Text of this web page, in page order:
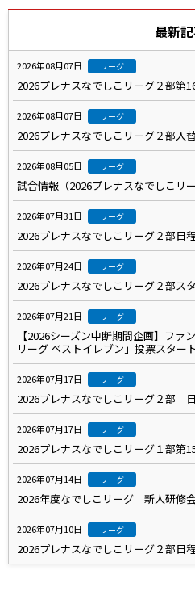
最新
2026年08月07日 リーグ
2026プレナスなでしこリーグ２部第
2026年08月07日 リーグ
2026プレナスなでしこリーグ２部入
2026年08月05日 リーグ
試合情報（2026プレナスなでしこリ
2026年07月31日 リーグ
2026プレナスなでしこリーグ２部日
2026年07月24日 リーグ
2026プレナスなでしこリーグ２部ス
2026年07月21日 リーグ
【2026シーズン中断期間企画】ファ
リーグ ベストイレブン」投票スター
2026年07月17日 リーグ
2026プレナスなでしこリーグ２部
2026年07月17日 リーグ
2026プレナスなでしこリーグ１部
2026年07月14日 リーグ
2026年度なでしこリーグ 新人研修
2026年07月10日 リーグ
2026プレナスなでしこリーグ２部日